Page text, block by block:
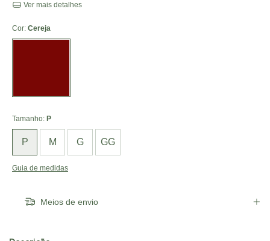
Ver mais detalhes
Cor: Cereja
Tamanho: P
P M G GG
Guia de medidas
Meios de envio